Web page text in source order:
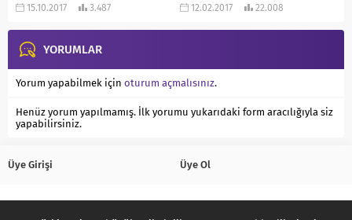
15.10.2017 3.487 12.02.2017 22.008
YORUMLAR
Yorum yapabilmek için oturum açmalısınız.
Henüz yorum yapılmamış. İlk yorumu yukarıdaki form aracılığıyla siz
yapabilirsiniz.
Üye Girişi Üye Ol